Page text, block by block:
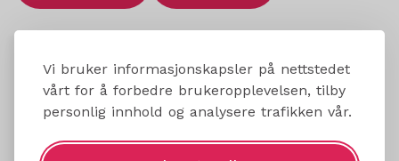
Vi bruker informasjonskapsler på nettstedet
vårt for å forbedre brukeropplevelsen, tilby
personlig innhold og analysere trafikken vår.